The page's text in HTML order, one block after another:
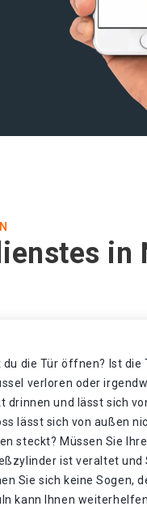
in
du die Tür öffnen? Ist die
verloren oder
drinnen und lässt sich
lässt sich von außen
steckt? Müssen Sie
ist veraltet und
Sie sich keine Sogen,
kann Ihnen